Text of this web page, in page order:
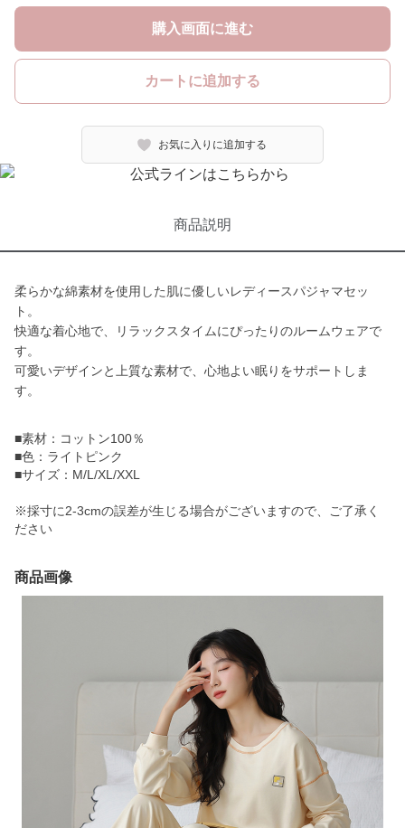
購入画面に進む
カートに追加する
お気に入りに追加する
商品説明
柔らかな綿素材を使用した肌に優しいレディースパジャマセッ
ト。
快適な着心地で、リラックスタイムにぴったりのルームウェアで
す。
可愛いデザインと上質な素材で、心地よい眠りをサポートしま
す。
■素材：コットン100％
■色：ライトピンク
■サイズ：M/L/XL/XXL
※採寸に2-3cmの誤差が生じる場合がございますので、ご了承く
ださい
商品画像